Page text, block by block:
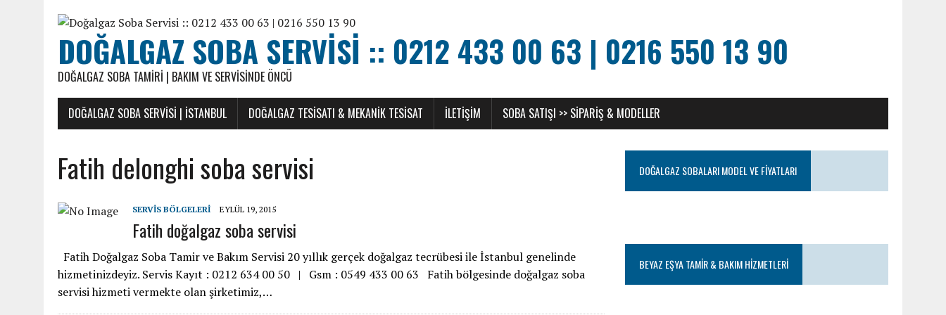
DOĞALGAZ SOBA SERVISI :: 0212 433 00 63 | 0216 550 13 90
DOĞALGAZ SOBA TAMIRI | BAKIM VE SERVISINDE ÖNCÜ
DOĞALGAZ SOBA SERVISI | İSTANBUL DOĞALGAZ TESISATI & MEKANIK TESISAT ILETIŞIM SOBA SATIŞI >> SIPARIŞ & MODELLER
Fatih delonghi soba servisi
SERVIS BÖLGELERI EYLÜL 19, 2015
Fatih doğalgaz soba servisi
Fatih Doğalgaz Soba Tamir ve Bakım Servisi 20 yıllık gerçek doğalgaz tecrübesi ile İstanbul genelinde
hizmetinizdeyiz. Servis Kayıt : 0212 634 00 50 | Gsm : 0549 433 00 63 Fatih bölgesinde doğalgaz soba
servisi hizmeti vermekte olan şirketimiz,…
DOĞALGAZ SOBALARI MODEL VE FIYATLARI
BEYAZ EŞYA TAMIR & BAKIM HIZMETLERI